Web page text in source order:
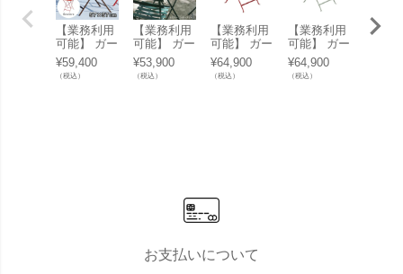
【業務利用
可能】 ガー
デンテーブ
ル 屋外 「F
ermob フェ
¥59,400
（税込）
【業務利用
可能】 ガー
デンテーブ
ル 屋外 「F
ermob フェ
¥53,900
（税込）
【業務利用
可能】 ガー
デンテーブ
ル 屋外 「F
ermob フェ
¥64,900
（税込）
【業務利用
可能】 ガー
デンテーブ
ル 屋外 「F
ermob フェ
¥64,900
（税込）
【業
お支払いについて